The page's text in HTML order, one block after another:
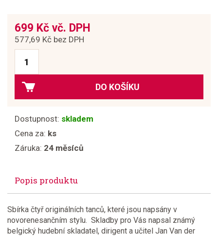
699 Kč vč. DPH
577,69 Kč bez DPH
DO KOŠÍKU
Dostupnost: skladem
Cena za: ks
Záruka: 24 měsíců
Popis produktu
Sbírka čtyř originálních tanců, které jsou napsány v
novorenesančním stylu. Skladby pro Vás napsal známý
belgický hudební skladatel, dirigent a učitel Jan Van der